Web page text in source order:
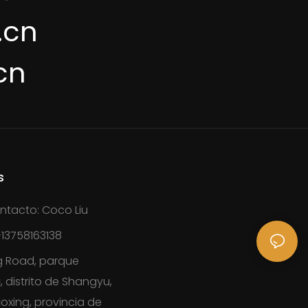
Coco Liu
Road, parque
distrito de Shangyu,
provincia de